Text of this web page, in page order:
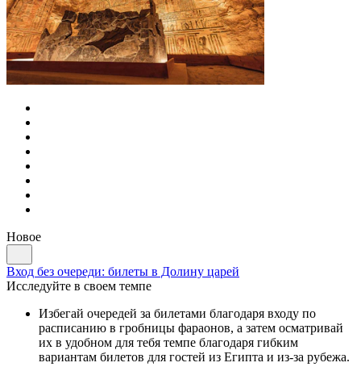
Новое
Вход без очереди: билеты в Долину царей
Исследуйте в своем темпе
Избегай очередей за билетами благодаря входу по
расписанию в гробницы фараонов, а затем осматривай
их в удобном для тебя темпе благодаря гибким
вариантам билетов для гостей из Египта и из-за рубежа.